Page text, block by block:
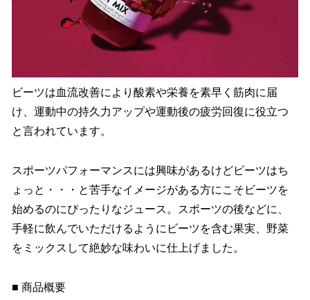
ビーツは血流改善により酸素や栄養を素早く筋肉に届
け、運動中の持久力アップや運動後の疲労回復に役立つ
と言われています。
スポーツパフォーマンスには興味があるけどビーツはち
ょっと・・・と苦手なイメージがある方にこそビーツを
始めるのにぴったりなジュース。スポーツの後などに、
手軽に飲んでいただけるようにビーツを含む果実、野菜
をミックスして絶妙な味わいに仕上げました。
■ 商品概要